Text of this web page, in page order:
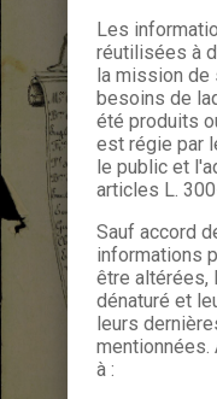
Les
réutilisées à
la mission de
besoins de
été produits
est régie par
le public et
articles L.
Sauf accord
informations
être altérées,
dénaturé et
leurs
mentionnées.
à :